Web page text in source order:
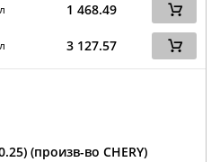
1 468.49
3 127.57
(произв-во CHERY)